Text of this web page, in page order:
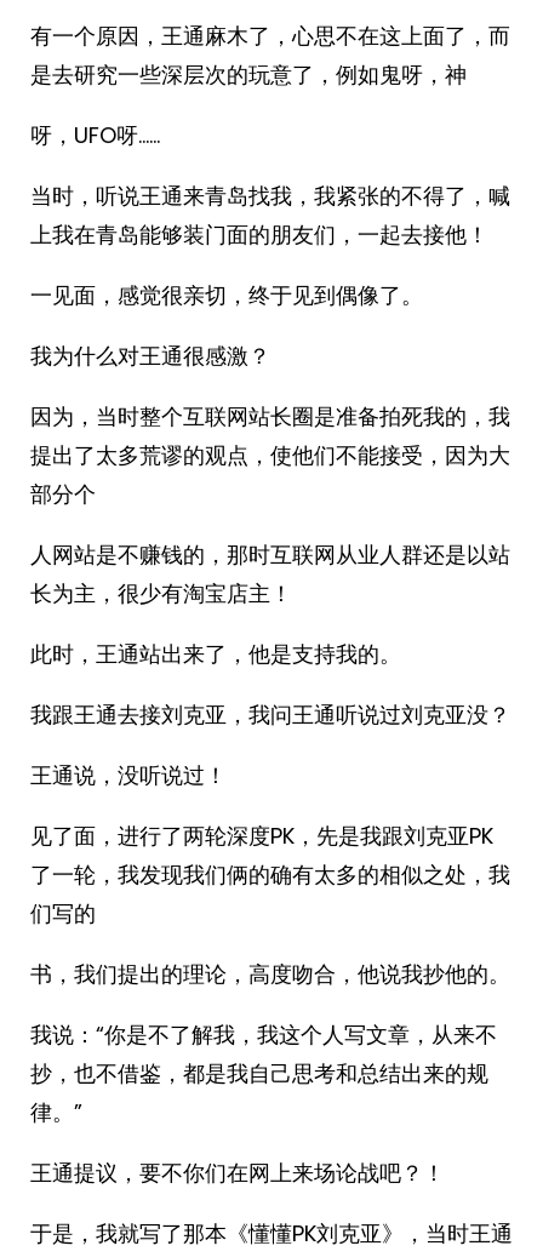
有一个原因，王通麻木了，心思不在这上面了，而
是去研究一些深层次的玩意了，例如鬼呀，神
呀，UFO呀……
当时，听说王通来青岛找我，我紧张的不得了，喊
上我在青岛能够装门面的朋友们，一起去接他！
一见面，感觉很亲切，终于见到偶像了。
我为什么对王通很感激？
因为，当时整个互联网站长圈是准备拍死我的，我
提出了太多荒谬的观点，使他们不能接受，因为大
部分个
人网站是不赚钱的，那时互联网从业人群还是以站
长为主，很少有淘宝店主！
此时，王通站出来了，他是支持我的。
我跟王通去接刘克亚，我问王通听说过刘克亚没？
王通说，没听说过！
见了面，进行了两轮深度PK，先是我跟刘克亚PK
了一轮，我发现我们俩的确有太多的相似之处，我
们写的
书，我们提出的理论，高度吻合，他说我抄他的。
我说：“你是不了解我，我这个人写文章，从来不
抄，也不借鉴，都是我自己思考和总结出来的规
律。”
王通提议，要不你们在网上来场论战吧？！
于是，我就写了那本《懂懂PK刘克亚》，当时王通